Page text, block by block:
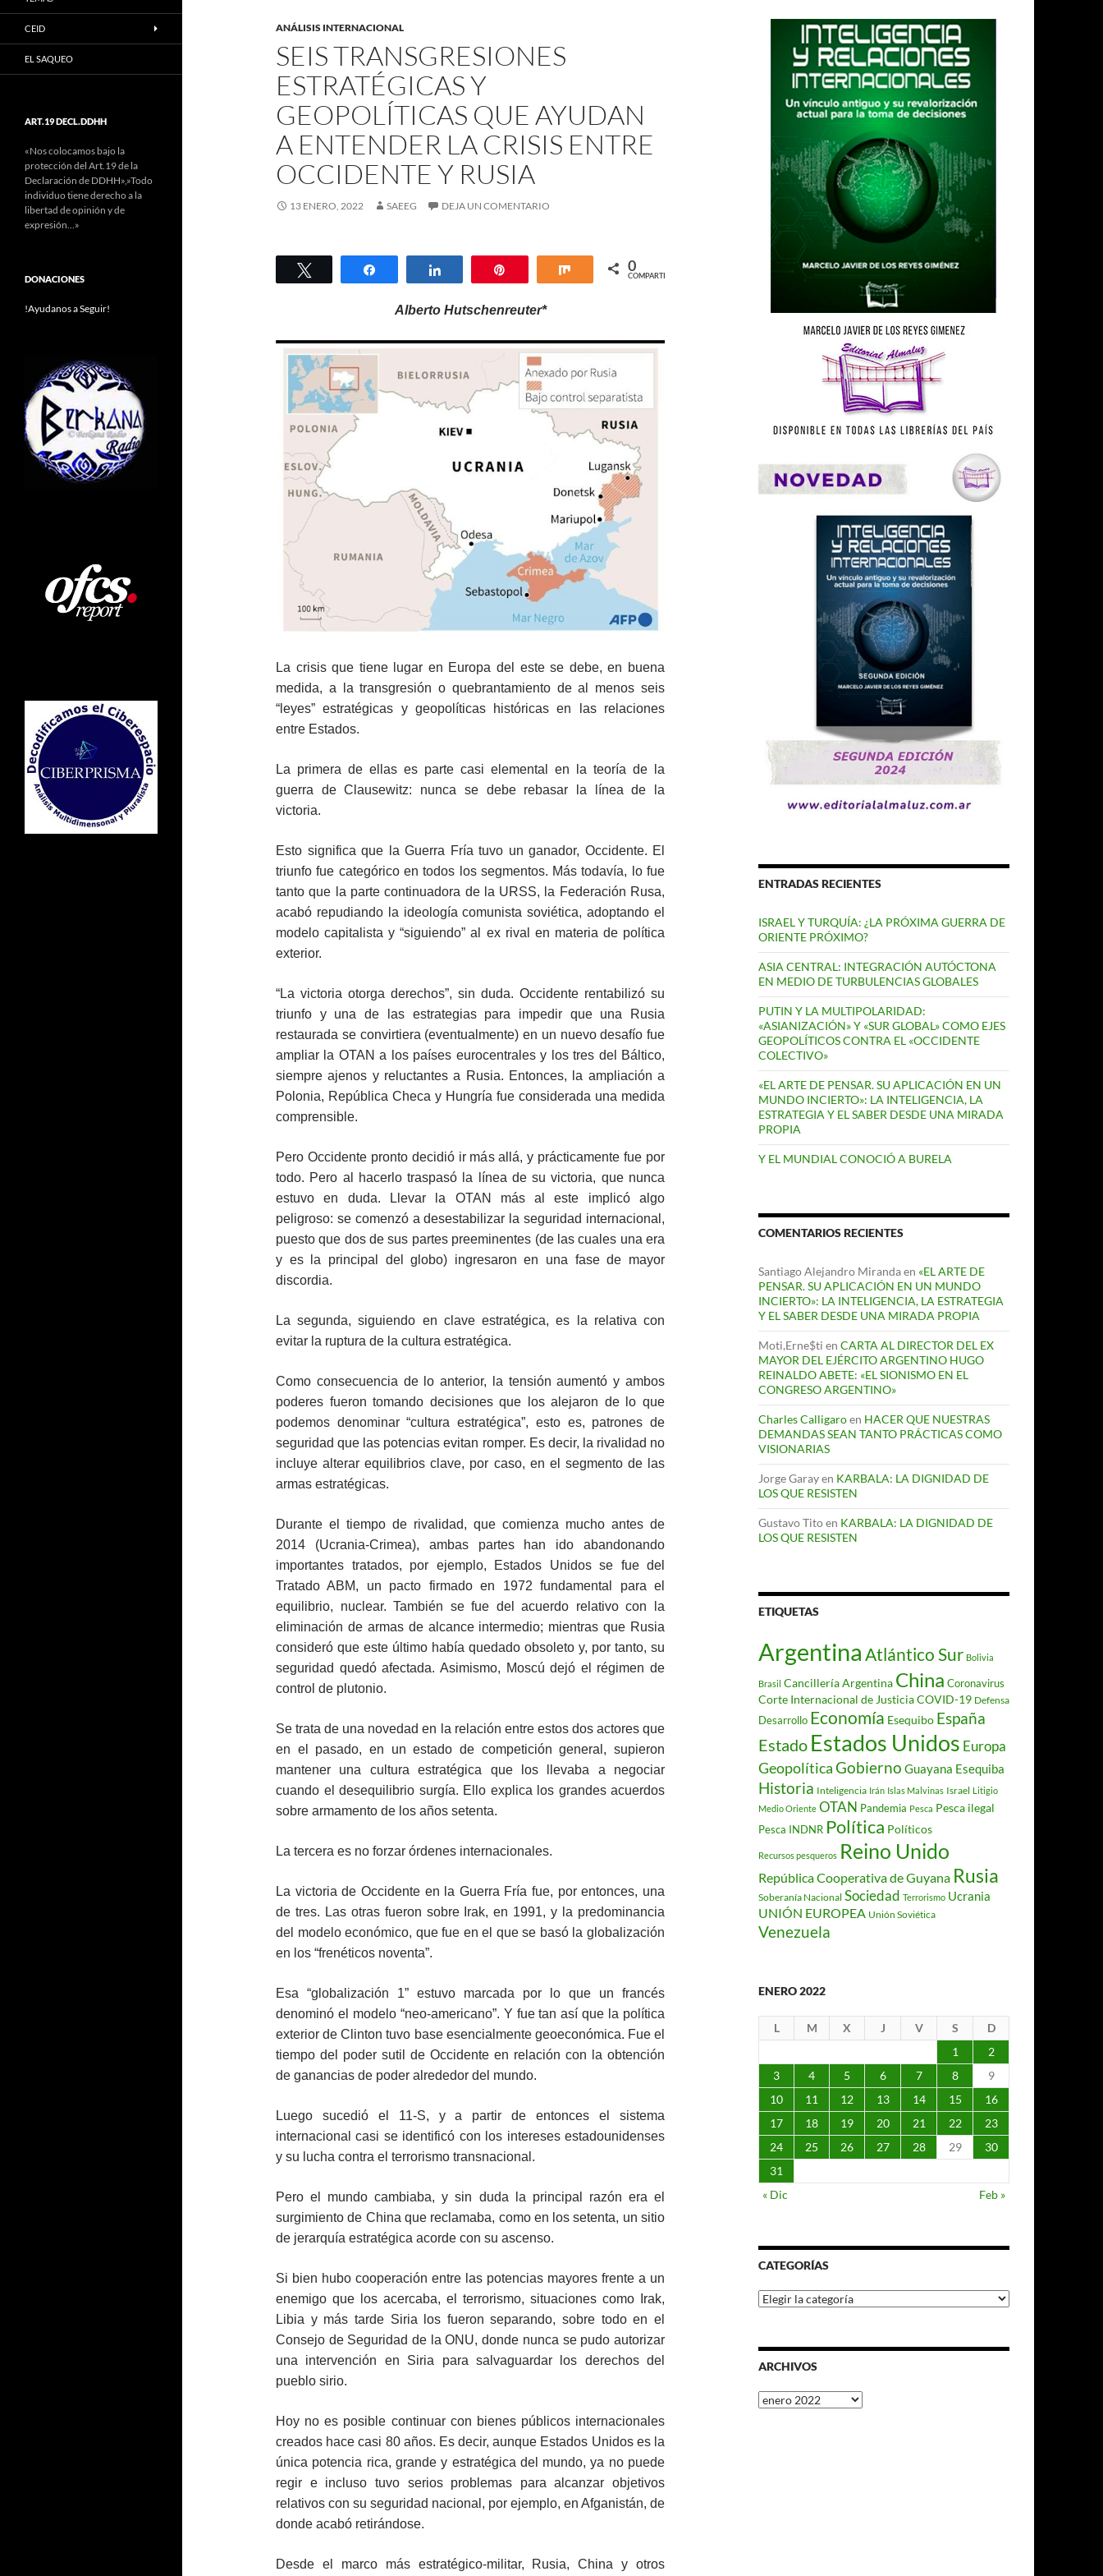
ANÁLISIS INTERNACIONAL
SEIS TRANSGRESIONES
ESTRATÉGICAS Y
GEOPOLÍTICAS QUE AYUDAN
A ENTENDER LA CRISIS ENTRE
OCCIDENTE Y RUSIA
13 ENERO, 2022 SAEEG DEJA UN COMENTARIO
Twittear Compartir Compartir Compartir
0
COMPARTIR
Alberto Hutschenreuter*
La crisis que tiene lugar en Europa del este se debe, en buena
medida, a la transgresión o quebrantamiento de al menos seis
“leyes” estratégicas y geopolíticas históricas en las relaciones
entre Estados.
La primera de ellas es parte casi elemental en la teoría de la
guerra de Clausewitz: nunca se debe rebasar la línea de la
victoria.
Esto significa que la Guerra Fría tuvo un ganador, Occidente. El
triunfo fue categórico en todos los segmentos. Más todavía, lo fue
tanto que la parte continuadora de la URSS, la Federación Rusa,
acabó repudiando la ideología comunista soviética, adoptando el
modelo capitalista y “siguiendo” al ex rival en materia de política
exterior.
“La victoria otorga derechos”, sin duda. Occidente rentabilizó su
triunfo y una de las estrategias para impedir que una Rusia
restaurada se convirtiera (eventualmente) en un nuevo desafío fue
ampliar la OTAN a los países eurocentrales y los tres del Báltico,
siempre ajenos y reluctantes a Rusia. Entonces, la ampliación a
Polonia, República Checa y Hungría fue considerada una medida
comprensible.
Pero Occidente pronto decidió ir más allá, y prácticamente fue por
todo. Pero al hacerlo traspasó la línea de su victoria, que nunca
estuvo en duda. Llevar la OTAN más al este implicó algo
peligroso: se comenzó a desestabilizar la seguridad internacional,
puesto que dos de sus partes preeminentes (de las cuales una era
y es la principal del globo) ingresaron en una fase de mayor
discordia.
La segunda, siguiendo en clave estratégica, es la relativa con
evitar la ruptura de la cultura estratégica.
Como consecuencia de lo anterior, la tensión aumentó y ambos
poderes fueron tomando decisiones que los alejaron de lo que
podemos denominar “cultura estratégica”, esto es, patrones de
seguridad que las potencias evitan romper. Es decir, la rivalidad no
incluye alterar equilibrios clave, por caso, en el segmento de las
armas estratégicas.
Durante el tiempo de rivalidad, que comienza mucho antes de
2014 (Ucrania-Crimea), ambas partes han ido abandonando
importantes tratados, por ejemplo, Estados Unidos se fue del
Tratado ABM, un pacto firmado en 1972 fundamental para el
equilibrio, nuclear. También se fue del acuerdo relativo con la
eliminación de armas de alcance intermedio; mientras que Rusia
consideró que este último había quedado obsoleto y, por tanto, su
seguridad quedó afectada. Asimismo, Moscú dejó el régimen de
control de plutonio.
Se trata de una novedad en la relación entre estos dos actores que
en el pasado, en un estado de competición general, supieron
mantener una cultura estratégica que los llevaba a negociar
cuando el desequilibrio surgía. Ello explica los grandes acuerdos
sobre armamento de los años setenta.
La tercera es no forzar órdenes internacionales.
La victoria de Occidente en la Guerra Fría fue, por entonces, una
de tres. Las otras fueron sobre Irak, en 1991, y la predominancia
del modelo económico, que fue en el que se basó la globalización
en los “frenéticos noventa”.
Esa “globalización 1” estuvo marcada por lo que un francés
denominó el modelo “neo-americano”. Y fue tan así que la política
exterior de Clinton tuvo base esencialmente geoeconómica. Fue el
tiempo del poder sutil de Occidente en relación con la obtención
de ganancias de poder alrededor del mundo.
Luego sucedió el 11-S, y a partir de entonces el sistema
internacional casi se identificó con los intereses estadounidenses
y su lucha contra el terrorismo transnacional.
Pero el mundo cambiaba, y sin duda la principal razón era el
surgimiento de China que reclamaba, como en los setenta, un sitio
de jerarquía estratégica acorde con su ascenso.
Si bien hubo cooperación entre las potencias mayores frente a un
enemigo que los acercaba, el terrorismo, situaciones como Irak,
Libia y más tarde Siria los fueron separando, sobre todo en el
Consejo de Seguridad de la ONU, donde nunca se pudo autorizar
una intervención en Siria para salvaguardar los derechos del
pueblo sirio.
Hoy no es posible continuar con bienes públicos internacionales
creados hace casi 80 años. Es decir, aunque Estados Unidos es la
única potencia rica, grande y estratégica del mundo, ya no puede
regir e incluso tuvo serios problemas para alcanzar objetivos
relativos con su seguridad nacional, por ejemplo, en Afganistán, de
donde acabó retirándose.
Desde el marco más estratégico-militar, Rusia, China y otros
ENTRADAS RECIENTES
ISRAEL Y TURQUÍA: ¿LA PRÓXIMA GUERRA DE
ORIENTE PRÓXIMO?
ASIA CENTRAL: INTEGRACIÓN AUTÓCTONA
EN MEDIO DE TURBULENCIAS GLOBALES
PUTIN Y LA MULTIPOLARIDAD:
«ASIANIZACIÓN» Y «SUR GLOBAL» COMO EJES
GEOPOLÍTICOS CONTRA EL «OCCIDENTE
COLECTIVO»
«EL ARTE DE PENSAR. SU APLICACIÓN EN UN
MUNDO INCIERTO»: LA INTELIGENCIA, LA
ESTRATEGIA Y EL SABER DESDE UNA MIRADA
PROPIA
Y EL MUNDIAL CONOCIÓ A BURELA
COMENTARIOS RECIENTES
Santiago Alejandro Mirandaen «EL ARTE DE
PENSAR. SU APLICACIÓN EN UN MUNDO
INCIERTO»: LA INTELIGENCIA, LA ESTRATEGIA
Y EL SABER DESDE UNA MIRADA PROPIA
Moti,Erne$ti en CARTA AL DIRECTOR DEL EX
MAYOR DEL EJÉRCITO ARGENTINO HUGO
REINALDO ABETE: «EL SIONISMO EN EL
CONGRESO ARGENTINO»
Charles Calligaroen HACER QUE NUESTRAS
DEMANDAS SEAN TANTO PRÁCTICAS COMO
VISIONARIAS
Jorge Garayen KARBALA: LA DIGNIDAD DE
LOS QUE RESISTEN
Gustavo Titoen KARBALA: LA DIGNIDAD DE
LOS QUE RESISTEN
ETIQUETAS
Argentina Atlántico Sur Bolivia
Brasil Cancillería Argentina China Coronavirus
Corte Internacional de JusticiaCOVID-19 Defensa
Desarrollo Economía Esequibo España
Estado Estados Unidos Europa
GeopolíticaGobierno Guayana Esequiba
Historia Inteligencia Irán Islas Malvinas Israel Litigio
Medio Oriente OTAN Pandemia Pesca Pesca ilegal
Pesca INDNR Política Políticos
Recursos pesqueros Reino Unido
República Cooperativa de Guyana Rusia
Soberanía Nacional Sociedad Terrorismo Ucrania
UNIÓN EUROPEA Unión Soviética
Venezuela
ENERO 2022
L M X J V S
D
1
2
3
4 5 6 7 8
9
10
11 12 13 14 15
16
17
18 19 20 21 22
23
24
25 26 27 28 29
30
31
« Dic
Feb »
CATEGORÍAS
Categorías
ARCHIVOS
Archivos
CEID
EL SAQUEO
ART.19 DECL.DDHH
«Nos colocamos bajo la
protección del Art.19 de la
Declaración de DDHH»,»Todo
individuo tiene derecho a la
libertad de opinión y de
expresión…»
DONACIONES
!Ayudanos a Seguir!